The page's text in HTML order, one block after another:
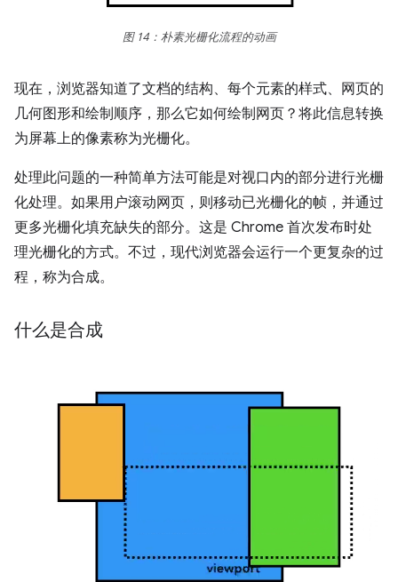
图 14：朴素光栅化流程的动画
现在，浏览器知道了文档的结构、每个元素的样式、网页的
几何图形和绘制顺序，那么它如何绘制网页？将此信息转换
为屏幕上的像素称为光栅化。
处理此问题的一种简单方法可能是对视口内的部分进行光栅
化处理。如果用户滚动网页，则移动已光栅化的帧，并通过
更多光栅化填充缺失的部分。这是 Chrome 首次发布时处
理光栅化的方式。不过，现代浏览器会运行一个更复杂的过
程，称为合成。
什么是合成